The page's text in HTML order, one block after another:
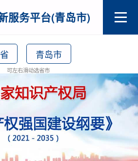
服务平台(青岛市)
青岛市
可左右滑动选省市